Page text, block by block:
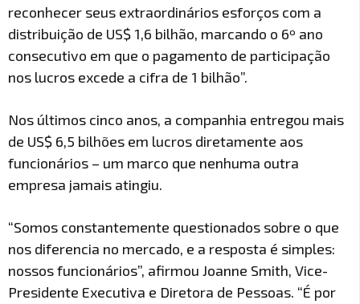
reconhecer seus extraordinários esforços com a
distribuição de US$ 1,6 bilhão, marcando o 6º ano
consecutivo em que o pagamento de participação
nos lucros excede a cifra de 1 bilhão”.
Nos últimos cinco anos, a companhia entregou mais
de US$ 6,5 bilhões em lucros diretamente aos
funcionários – um marco que nenhuma outra
empresa jamais atingiu.
“Somos constantemente questionados sobre o que
nos diferencia no mercado, e a resposta é simples:
nossos funcionários”, afirmou Joanne Smith, Vice-
Presidente Executiva e Diretora de Pessoas. “É por